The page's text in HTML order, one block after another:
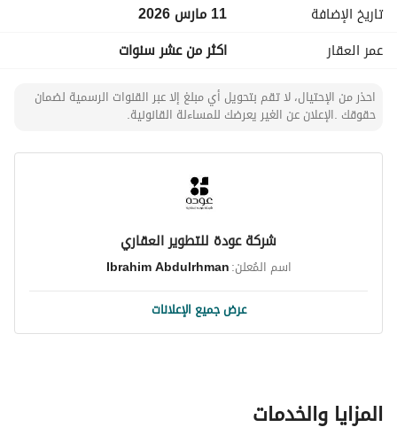
تاريخ الإضافة
11 مارس 2026
عمر العقار
اكثر من عشر سنوات
احذر من الإحتيال، لا تقم بتحويل أي مبلغ إلا عبر القنوات الرسمية لضمان
حقوقك .الإعلان عن الغير يعرضك للمساءلة القانونية.
شركة عودة للتطوير العقاري
اسم المُعلن:Ibrahim Abdulrhman
عرض جميع الإعلانات
المزايا والخدمات